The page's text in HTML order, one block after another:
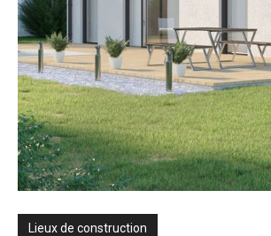
Lieux de construction